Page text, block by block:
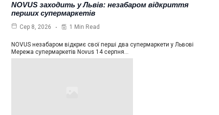
NOVUS заходить у Львів: незабаром відкриття
перших супермаркетів
Сер 8, 2026 1 Min Read
NOVUS незабаром відкриє свої перші два супермаркети у Львові
Мережа супермаркетів Novus 14 серпня…